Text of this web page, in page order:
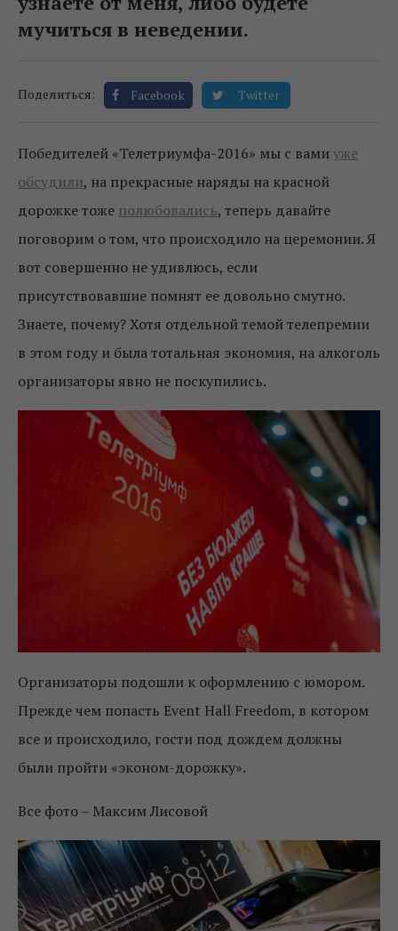
мучиться в неведении.
Поделиться: Facebook Twitter
Победителей «Телетриумфа-2016» мы с вамиуже
обсудили, на прекрасные наряды на красной
дорожке тоже полюбовались, теперь давайте
поговорим о том, что происходило на церемонии. Я
вот совершенно не удивлюсь, если
присутствовавшие помнят ее довольно смутно.
Знаете, почему? Хотя отдельной темой телепремии
в этом году и была тотальная экономия, на алкоголь
организаторы явно не поскупились.
Организаторы подошли к оформлению с юмором.
Прежде чем попасть Event Hall Freedom, в котором
все и происходило, гости под дождем должны
были пройти «эконом-дорожку».
Все фото – Максим Лисовой